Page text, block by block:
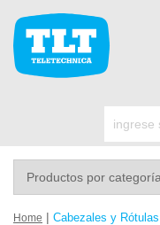
Home | Cabezales y Rótulas